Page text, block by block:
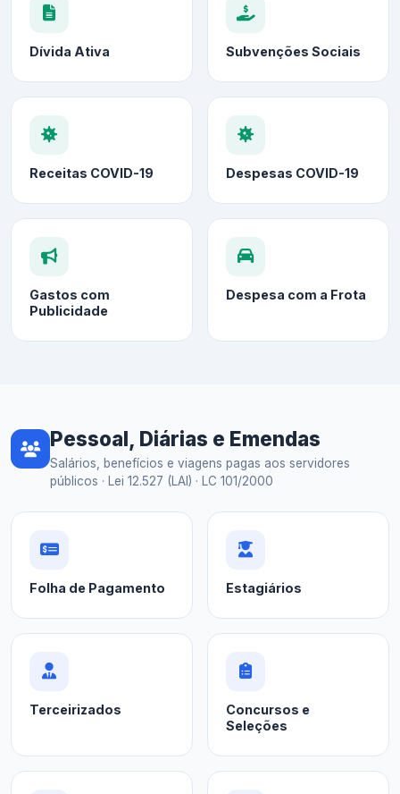
Dívida Ativa Subvenções Sociais
Receitas COVID-19 Despesas COVID-19
Gastos com
Publicidade
Despesa com a Frota
Pessoal, Diárias e Emendas
Salários, benefícios e viagens pagas aos servidores
públicos · Lei 12.527 (LAI) · LC 101/2000
Folha de Pagamento Estagiários
Terceirizados
Concursos e
Seleções